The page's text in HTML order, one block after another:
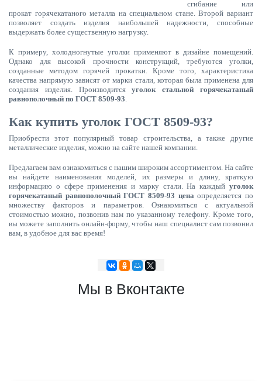
сгибание или
прокат горячекатаного металла на специальном стане. Второй вариант
позволяет создать изделия наибольшей надежности, способные
выдержать более существенную нагрузку.
К примеру, холодногнутые уголки применяют в дизайне помещений.
Однако для высокой прочности конструкций, требуются уголки,
созданные методом горячей прокатки. Кроме того, характеристика
качества напрямую зависят от марки стали, которая была применена для
создания изделия. Производитсяуголок стальной горячекатаный
равнополочный по ГОСТ 8509-93.
Как купить уголок ГОСТ 8509-93?
Приобрести этот популярный товар строительства, а также другие
металлические изделия, можно на сайте нашей компании.
Предлагаем вам ознакомиться с нашим широким ассортиментом. На сайте
вы найдете наименования моделей, их размеры и длину, краткую
информацию о сфере применения и марку стали. На каждый уголок
горячекатаный равнополочный ГОСТ 8509-93 ценаопределяется по
множеству факторов и параметров. Ознакомиться с актуальной
стоимостью можно, позвонив нам по указанному телефону. Кроме того,
вы можете заполнить онлайн-форму, чтобы наш специалист сам позвонил
вам, в удобное для вас время!
Мы в Вконтакте